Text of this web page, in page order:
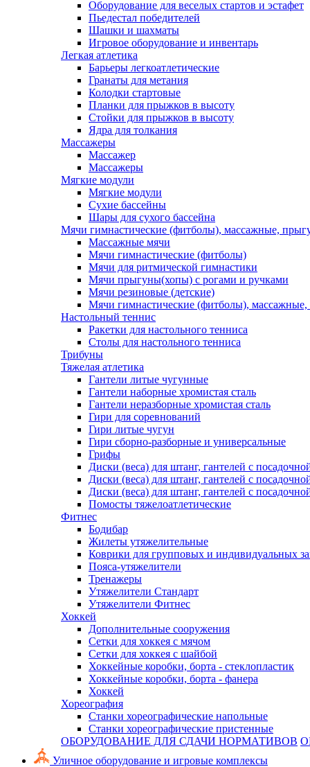
Оборудование для веселых стартов и эстафет
Пьедестал победителей
Шашки и шахматы
Игровое оборудование и инвентарь
Легкая атлетика
Барьеры легкоатлетические
Гранаты для метания
Колодки стартовые
Планки для прыжков в высоту
Стойки для прыжков в высоту
Ядра для толкания
Массажеры
Массажер
Массажеры
Мягкие модули
Мягкие модули
Сухие бассейны
Шары для сухого бассейна
Мячи гимнастические (фитболы), массажные,
Массажные мячи
Мячи гимнастические (фитболы)
Мячи для ритмической гимнастики
Мячи прыгуны(хопы) с рогами и ручками
Мячи резиновые (детские)
Мячи гимнастические (фитболы),
Настольный теннис
Ракетки для настольного тенниса
Столы для настольного тенниса
Трибуны
Тяжелая атлетика
Гантели литые чугунные
Гантели наборные хромистая сталь
Гантели неразборные хромистая сталь
Гири для соревнований
Гири литые чугун
Гири сборно-разборные и универсальные
Грифы
Диски (веса) для штанг, гантелей с
Диски (веса) для штанг, гантелей с
Диски (веса) для штанг, гантелей с
Помосты тяжелоатлетические
Фитнес
Бодибар
Жилеты утяжелительные
Коврики для групповых и индивидуальных
Пояса-утяжелители
Тренажеры
Утяжелители Стандарт
Утяжелители Фитнес
Хоккей
Дополнительные сооружения
Сетки для хоккея с мячом
Сетки для хоккея с шайбой
Хоккейные коробки, борта - стеклопластик
Хоккейные коробки, борта - фанера
Хоккей
Хореография
Станки хореографические напольные
Станки хореографические пристенные
ОБОРУДОВАНИЕ ДЛЯ СДАЧИ НОРМАТИВОВ
Уличное оборудование и игровые комплексы